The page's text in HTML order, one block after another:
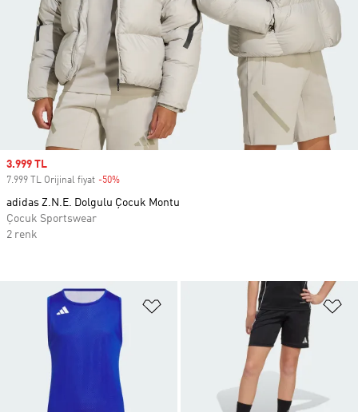
Favori Listesine Ekle
Sale price
3.999 TL
7.999 TL Orijinal fiyat -50%
adidas Z.N.E. Dolgulu Çocuk Montu
Çocuk Sportswear
2 renk